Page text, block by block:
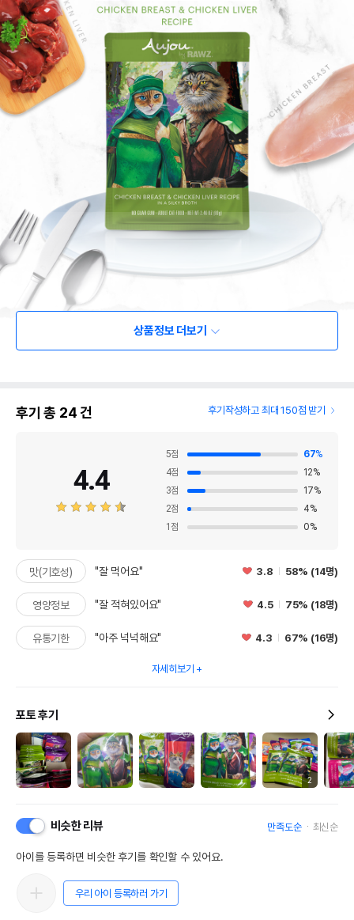
상품정보 더보기
후기 총 24건 후기작성하고 최대 150점 받기
4.4
5점 67%
4점 12%
3점 17%
2점 4%
1 점 0%
맛(기호성) "잘 먹어요" 3.8 58% (14명)
영양정보 "잘 적혀있어요" 4.5 75% (18명)
유통기한 "아주 넉넉해요" 4.3 67% (16명)
자세히보기
포토 후기
2
비슷한 리뷰 만족도순 최신순
아이를 등록하면 비슷한 후기를 확인할 수 있어요.
우리 아이 등록하러 가기